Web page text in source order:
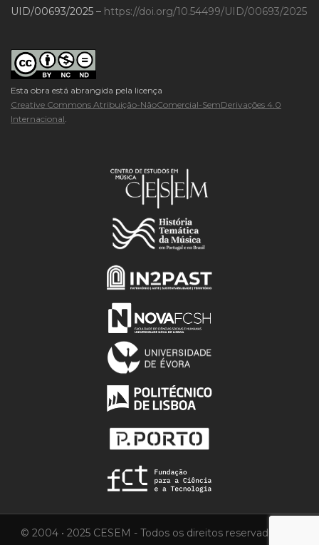
UID/00693/2025 – https://doi.org/10.54499/UID/00693/2025
Esta obra está abrangida pela licença
Creative Commons Atribuição-NãoComercial-SemDerivações 4.0
Internacional
© 2004 • 2025 CESEM - Todos os direitos reservados.